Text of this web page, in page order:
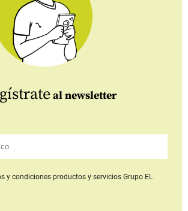
al newsletter
y condiciones productos y serviciosGrupo EL